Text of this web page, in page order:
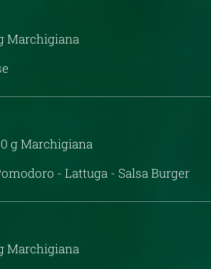
Marchigiana
g Marchigiana
- Lattuga - Salsa Burger
Marchigiana